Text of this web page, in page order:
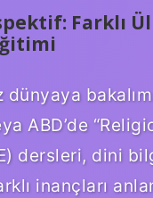
Farklı
ABD’de
dersleri, dini
inançları